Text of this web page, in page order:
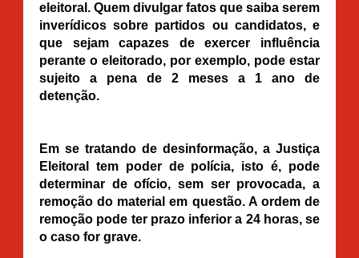
eleitoral. Quem divulgar fatos que saiba serem
inverídicos sobre partidos ou candidatos, e
que sejam capazes de exercer influência
perante o eleitorado, por exemplo, pode estar
sujeito a pena de 2 meses a 1 ano de
detenção.
Em se tratando de desinformação, a Justiça
Eleitoral tem poder de polícia, isto é, pode
determinar de ofício, sem ser provocada, a
remoção do material em questão. A ordem de
remoção pode ter prazo inferior a 24 horas, se
o caso for grave.